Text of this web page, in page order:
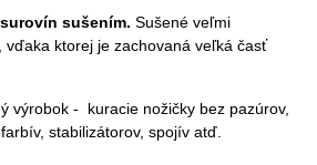
sušením. Sušené veľmi
vďaka ktorej je zachovaná veľká časť
výrobok - kuracie nožičky bez pazúrov,
stabilizátorov, spojív atď.